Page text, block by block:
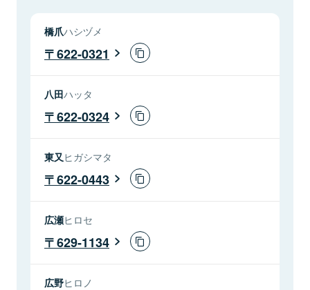
橋爪ハシヅメ
622-0321
八田ハッタ
622-0324
東又 ヒガシマタ
622-0443
広瀬ヒロセ
629-1134
広野ヒロノ